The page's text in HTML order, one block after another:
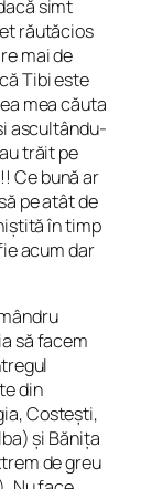
simt
răutăcios
mai de
Tibi este
mea căuta
ascultându-
trăit pe
Ce bună ar
pe atât de
în timp
acum dar
să facem
din
Costești,
și Bănița
de greu